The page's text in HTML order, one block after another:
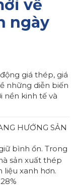
về
ngày
giá thép, giá
những diễn biến
nền kinh tế và
HƯỚNG SẢN
bình ổn. Trong
sản xuất thép
liệu xanh hơn.